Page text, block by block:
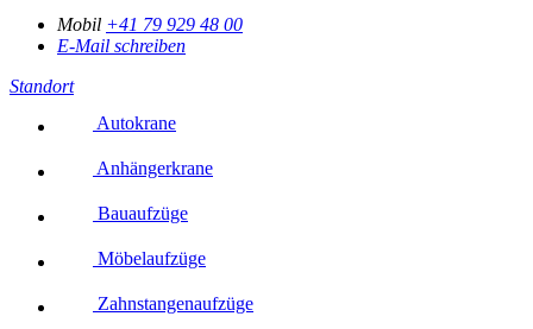
Mobil +41 79 929 48 00
E-Mail schreiben
Standort
Autokrane
Anhängerkrane
Bauaufzüge
Möbelaufzüge
Zahnstangenaufzüge